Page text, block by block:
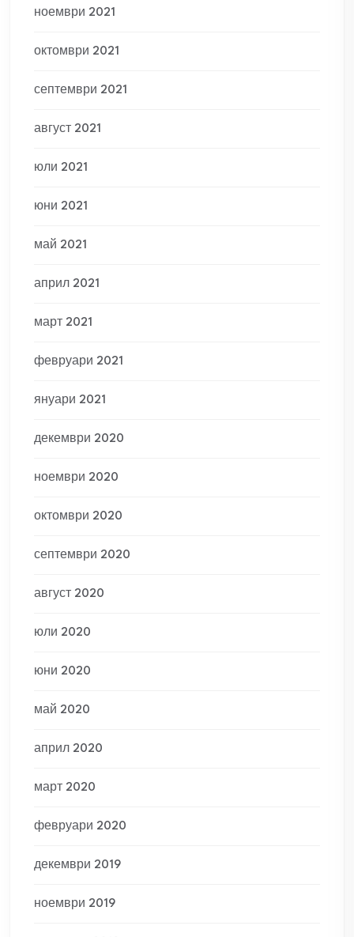
ноември 2021
октомври 2021
септември 2021
август 2021
юли 2021
юни 2021
май 2021
април 2021
март 2021
февруари 2021
януари 2021
декември 2020
ноември 2020
октомври 2020
септември 2020
август 2020
юли 2020
юни 2020
май 2020
април 2020
март 2020
февруари 2020
декември 2019
ноември 2019